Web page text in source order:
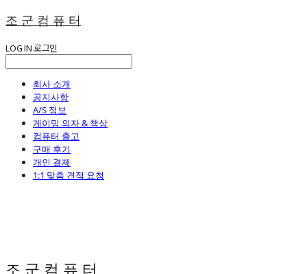
조 군 컴 퓨 터
LOG IN로그인
회사 소개
공지사항
A/S 정보
게이밍 의자 & 책상
컴퓨터 출고
구매 후기
개인 결제
1:1 맞춤 견적 요청
조 군 컴 퓨 터